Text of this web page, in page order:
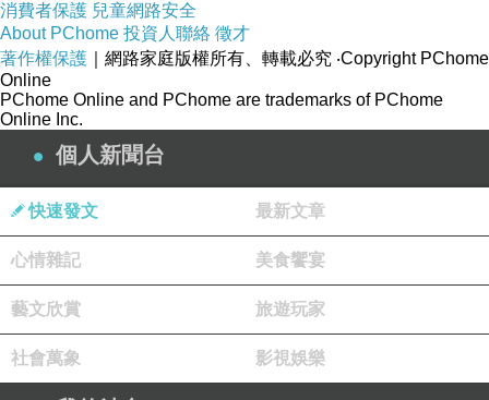
消費者保護 兒童網路安全
About PChome 投資人聯絡 徵才
著作權保護 ｜網路家庭版權所有、轉載必究 ‧Copyright PChome
Online
PChome Online and PChome are trademarks of PChome
Online Inc.
個人新聞台
快速發文 最新文章
心情雜記 美食饗宴
藝文欣賞 旅遊玩家
社會萬象 影視娛樂